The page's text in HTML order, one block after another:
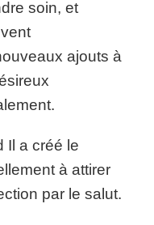
soin, et
ajouts à
Il a créé le
à attirer
par le salut.